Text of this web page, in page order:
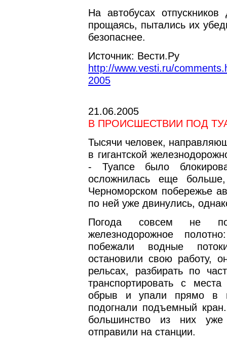
На автобусах
прощаясь, пытались их
безопаснее.
Источник: Вести.Ру
http://www.vesti.ru/
2005
21.06.2005
В ПРОИСШЕСТВИИ ПОД
Тысячи человек,
в гигантской
- Туапсе было
осложнилась еще
Черноморском побережье
по ней уже двинулись,
Погода совсем не
железнодорожное
побежали водные
остановили свою работу,
рельсах, разбирать по
транспортировать с
обрыв и упали прямо в
подогнали подъемный
большинство из них
отправили на станции.